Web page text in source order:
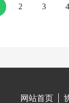
2 3 4
网站首页